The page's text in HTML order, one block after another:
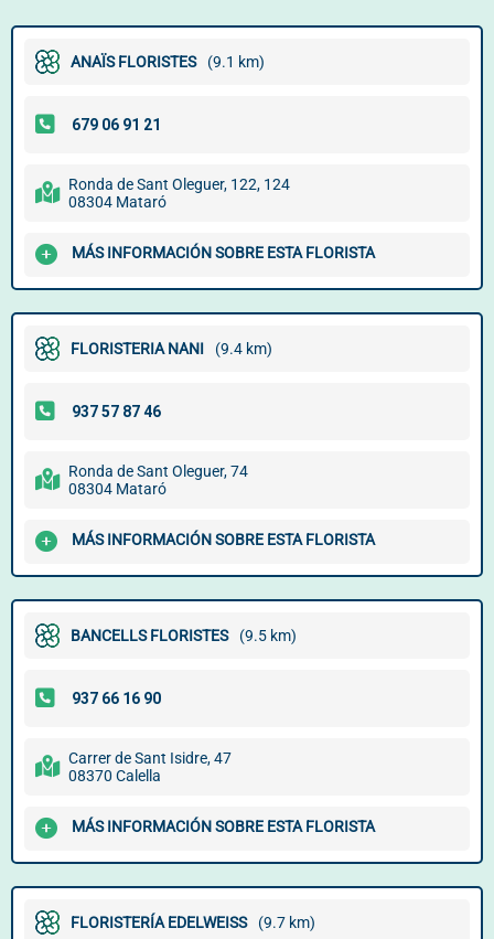
ANAÏS FLORISTES (9.1 km)
Ronda de Sant Oleguer, 122, 124
08304 Mataró
MÁS INFORMACIÓN SOBRE ESTA FLORISTA
FLORISTERIA NANI (9.4 km)
Ronda de Sant Oleguer, 74
08304 Mataró
MÁS INFORMACIÓN SOBRE ESTA FLORISTA
BANCELLS FLORISTES (9.5 km)
Carrer de Sant Isidre, 47
08370 Calella
MÁS INFORMACIÓN SOBRE ESTA FLORISTA
FLORISTERÍA EDELWEISS (9.7 km)